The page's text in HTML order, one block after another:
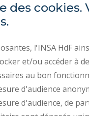
des
l'INSA HdF
et/ou accéder à
au bon
d'audience
d'audience, de